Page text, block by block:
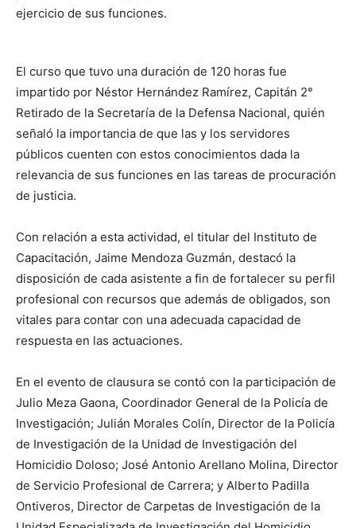
ejercicio de sus funciones.
El curso que tuvo una duración de 120 horas fue
impartido por Néstor Hernández Ramírez, Capitán 2°
Retirado de la Secretaría de la Defensa Nacional, quién
señaló la importancia de que las y los servidores
públicos cuenten con estos conocimientos dada la
relevancia de sus funciones en las tareas de procuración
de justicia.
Con relación a esta actividad, el titular del Instituto de
Capacitación, Jaime Mendoza Guzmán, destacó la
disposición de cada asistente a fin de fortalecer su perfil
profesional con recursos que además de obligados, son
vitales para contar con una adecuada capacidad de
respuesta en las actuaciones.
En el evento de clausura se contó con la participación de
Julio Meza Gaona, Coordinador General de la Policía de
Investigación; Julián Morales Colín, Director de la Policía
de Investigación de la Unidad de Investigación del
Homicidio Doloso; José Antonio Arellano Molina, Director
de Servicio Profesional de Carrera; y Alberto Padilla
Ontiveros, Director de Carpetas de Investigación de la